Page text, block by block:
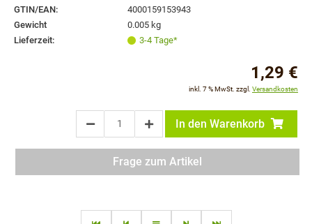
GTIN/EAN:
4000159153943
Gewicht
0.005 kg
Lieferzeit:
3-4 Tage*
1,29 €
inkl. 7 % MwSt. zzgl. Versandkosten
In den Warenkorb
Frage zum Artikel